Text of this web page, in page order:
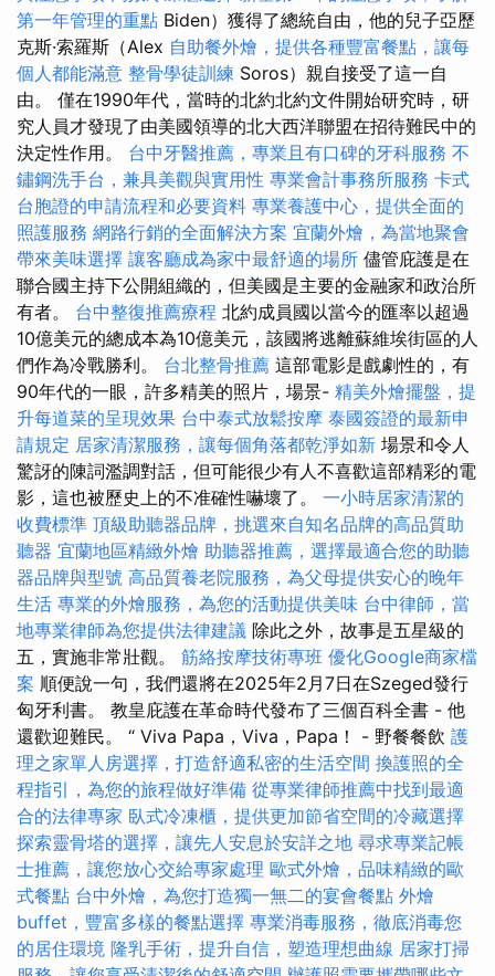
第一年管理的重點 Biden）獲得了總統自由，他的兒子亞歷
克斯·索羅斯（Alex 自助餐外燴，提供各種豐富餐點，讓每
個人都能滿意 整骨學徒訓練 Soros）親自接受了這一自
由。 僅在1990年代，當時的北約北約文件開始研究時，研
究人員才發現了由美國領導的北大西洋聯盟在招待難民中的
決定性作用。 台中牙醫推薦，專業且有口碑的牙科服務 不
鏽鋼洗手台，兼具美觀與實用性 專業會計事務所服務 卡式
台胞證的申請流程和必要資料 專業養護中心，提供全面的
照護服務 網路行銷的全面解決方案 宜蘭外燴，為當地聚會
帶來美味選擇 讓客廳成為家中最舒適的場所 儘管庇護是在
聯合國主持下公開組織的，但美國是主要的金融家和政治所
有者。 台中整復推薦療程 北約成員國以當今的匯率以超過
10億美元的總成本為10億美元，該國將逃離蘇維埃街區的人
們作為冷戰勝利。 台北整骨推薦 這部電影是戲劇性的，有
90年代的一眼，許多精美的照片，場景- 精美外燴擺盤，提
升每道菜的呈現效果 台中泰式放鬆按摩 泰國簽證的最新申
請規定 居家清潔服務，讓每個角落都乾淨如新 場景和令人
驚訝的陳詞濫調對話，但可能很少有人不喜歡這部精彩的電
影，這也被歷史上的不准確性嚇壞了。 一小時居家清潔的
收費標準 頂級助聽器品牌，挑選來自知名品牌的高品質助
聽器 宜蘭地區精緻外燴 助聽器推薦，選擇最適合您的助聽
器品牌與型號 高品質養老院服務，為父母提供安心的晚年
生活 專業的外燴服務，為您的活動提供美味 台中律師，當
地專業律師為您提供法律建議 除此之外，故事是五星級的
五，實施非常壯觀。 筋絡按摩技術專班 優化Google商家檔
案 順便說一句，我們還將在2025年2月7日在Szeged發行
匈牙利書。 教皇庇護在革命時代發布了三個百科全書 - 他
還歡迎難民。 “ Viva Papa，Viva，Papa！ - 野餐餐飲 護
理之家單人房選擇，打造舒適私密的生活空間 換護照的全
程指引，為您的旅程做好準備 從專業律師推薦中找到最適
合的法律專家 臥式冷凍櫃，提供更加節省空間的冷藏選擇
探索靈骨塔的選擇，讓先人安息於安詳之地 尋求專業記帳
士推薦，讓您放心交給專家處理 歐式外燴，品味精緻的歐
式餐點 台中外燴，為您打造獨一無二的宴會餐點 外燴
buffet，豐富多樣的餐點選擇 專業消毒服務，徹底消毒您
的居住環境 隆乳手術，提升自信，塑造理想曲線 居家打掃